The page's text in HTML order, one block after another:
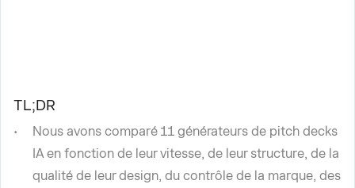
TL;DR
Nous avons comparé 11 générateurs de pitch decks
IA en fonction de leur vitesse, de leur structure, de la
qualité de leur design, du contrôle de la marque, des